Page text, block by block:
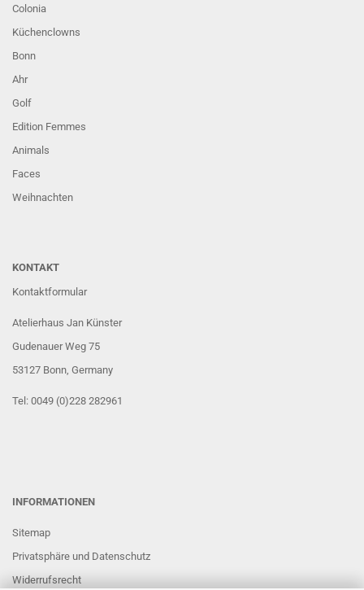
Colonia
Küchenclowns
Bonn
Ahr
Golf
Edition Femmes
Animals
Faces
Weihnachten
KONTAKT
Kontaktformular
Atelierhaus Jan Künster
Gudenauer Weg 75
53127 Bonn, Germany
Tel: 0049 (0)228 282961
INFORMATIONEN
Sitemap
Privatsphäre und Datenschutz
Widerrufsrecht